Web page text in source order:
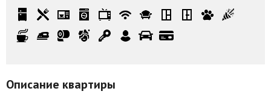
Описание квартиры